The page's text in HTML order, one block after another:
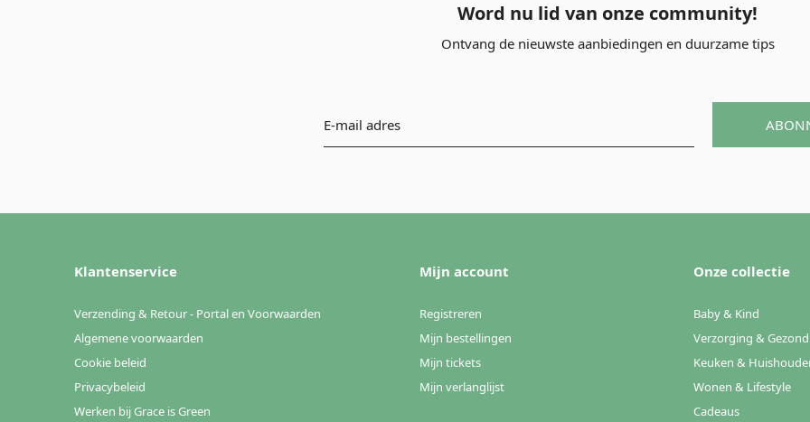
Word nu lid van onze community!
Ontvang de nieuwste aanbiedingen en duurzame tips
Klantenservice
Verzending & Retour - Portal en Voorwaarden
Algemene voorwaarden
Cookie beleid
Privacybeleid
Werken bij Grace is Green
Mijn account
Registreren
Mijn bestellingen
Mijn tickets
Mijn verlanglijst
Onze collectie
Baby & Kind
Verzorging &
Keuken &
Wonen & Lifestyle
Cadeaus